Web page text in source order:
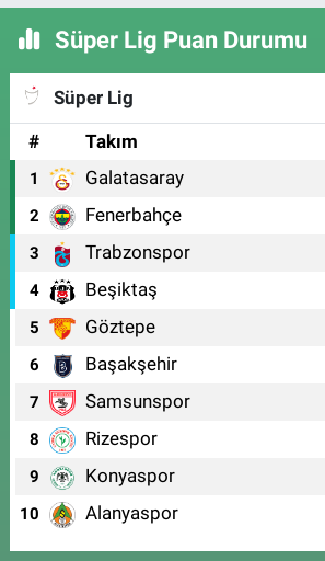
Süper Lig Puan Durumu
Süper Lig
#
Takım
1 Galatasaray
2 Fenerbahçe
3 Trabzonspor
4 Beşiktaş
5 Göztepe
6 Başakşehir
7 Samsunspor
8 Rizespor
9 Konyaspor
10 Alanyaspor